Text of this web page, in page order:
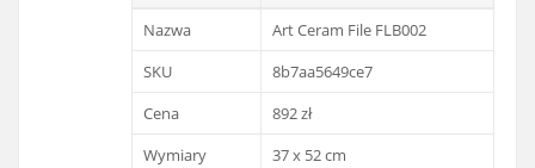
Nazwa
Art Ceram File FLB002
SKU
8b7aa5649ce7
Cena
892 zł
Wymiary
37 x 52 cm